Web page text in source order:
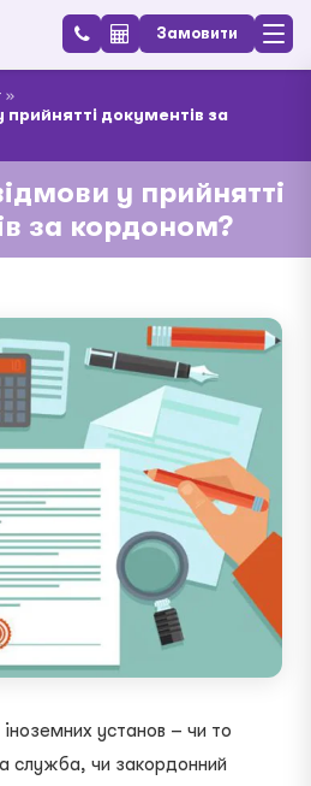
Замовити
»
документів за
у прийнятті
за кордоном?
установ – чи то
служба, чи закордонний